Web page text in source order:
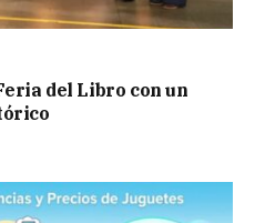
del Libro con un